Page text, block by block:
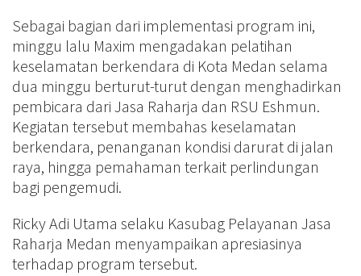
Sebagai bagian dari implementasi program ini,
minggu lalu Maxim mengadakan pelatihan
keselamatan berkendara di Kota Medan selama
dua minggu berturut-turut dengan menghadirkan
pembicara dari Jasa Raharja dan RSU Eshmun.
Kegiatan tersebut membahas keselamatan
berkendara, penanganan kondisi darurat di jalan
raya, hingga pemahaman terkait perlindungan
bagi pengemudi.
Ricky Adi Utama selaku Kasubag Pelayanan Jasa
Raharja Medan menyampaikan apresiasinya
terhadap program tersebut.